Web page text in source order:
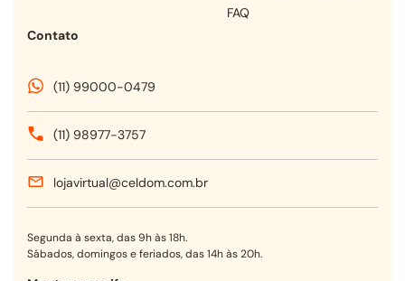
FAQ
Contato
(11) 99000-0479
(11) 98977-3757
lojavirtual@celdom.com.br
Segunda à sexta, das 9h às 18h.
Sábados, domingos e feriados, das 14h às 20h.